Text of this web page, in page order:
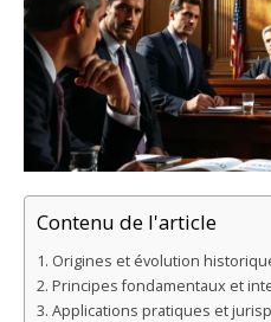
Contenu de l'article
Origines et évolution
Principes fondamentaux et
Applications pratiques et